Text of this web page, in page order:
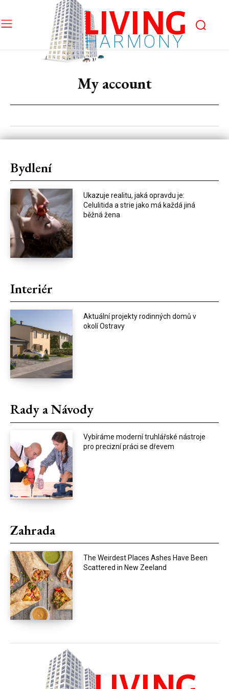
LIVING
HARMONY
My account
Bydlení
Ukazuje realitu, jaká opravdu je:
Celulitida a strie jako má každá jiná
běžná žena
Interiér
Aktuální projekty rodinných domů v
okolí Ostravy
Rady a Návody
Vybíráme moderní truhlářské nástroje
pro precizní práci se dřevem
Zahrada
The Weirdest Places Ashes Have Been
Scattered in New Zeeland